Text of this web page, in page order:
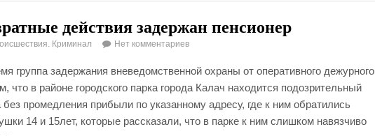
действия задержан пенсионер
Криминал Нет комментариев
группа задержания вневедомственной охраны от оперативного дежурного
что в районе городского парка города Калач находится подозрительный
промедления прибыли по указанному адресу, где к ним обратились
14 и 15лет, которые рассказали, что в парке к ним слишком навязчиво